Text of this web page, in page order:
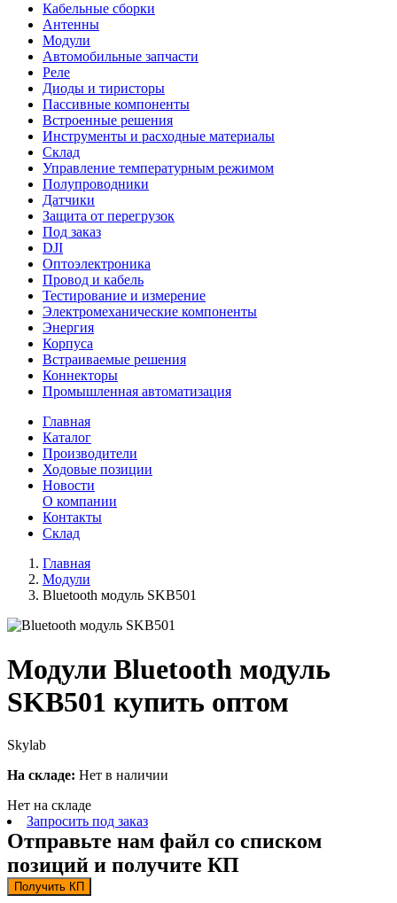
Кабельные сборки
Антенны
Модули
Автомобильные запчасти
Реле
Диоды и тиристоры
Пассивные компоненты
Встроенные решения
Инструменты и расходные материалы
Склад
Управление температурным режимом
Полупроводники
Датчики
Защита от перегрузок
Под заказ
DJI
Оптоэлектроника
Провод и кабель
Тестирование и измерение
Электромеханические компоненты
Энергия
Корпуса
Встраиваемые решения
Коннекторы
Промышленная автоматизация
Главная
Каталог
Производители
Ходовые позиции
Новости
О компании
Контакты
Склад
Главная
Модули
Bluetooth модуль SKB501
Модули Bluetooth модуль
SKB501 купить оптом
Skylab
На складе: Нет в наличии
Нет на складе
Запросить под заказ
Отправьте нам файл со списком
позиций и получите КП
Получить КП